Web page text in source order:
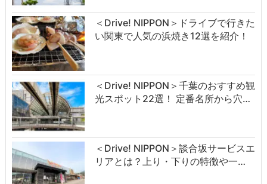
＜Drive! NIPPON＞ドライブで行きた
い関東で人気の浜焼き12選を紹介！
＜Drive! NIPPON＞千葉のおすすめ観
光スポット22選！ 定番名所から穴…
＜Drive! NIPPON＞談合坂サービスエ
リアとは？上り・下りの特徴や一…